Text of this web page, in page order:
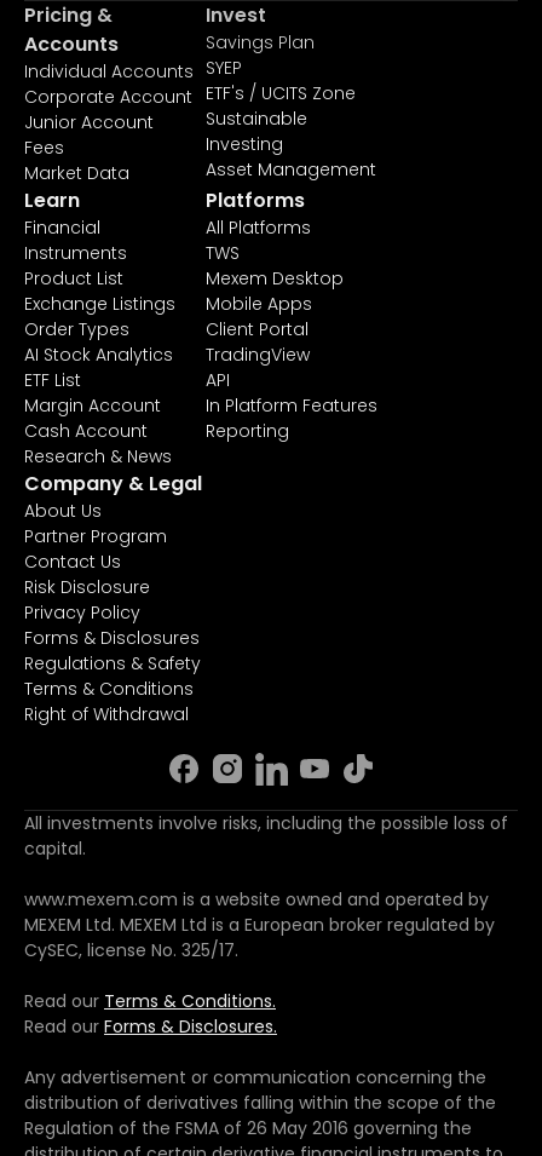
Pricing &
Accounts
Individual Accounts
Corporate Account
Junior Account
Fees
Market Data
Invest
Savings Plan
SYEP
ETF's / UCITS Zone
Sustainable
Investing
Asset Management
Learn
Financial
Instruments
Product List
Exchange Listings
Order Types
AI Stock Analytics
ETF List
Margin Account
Cash Account
Research & News
Platforms
All Platforms
TWS
Mexem Desktop
Mobile Apps
Client Portal
TradingView
API
In Platform Features
Reporting
Company & Legal
About Us
Partner Program
Contact Us
Risk Disclosure
Privacy Policy
Forms & Disclosures
Regulations & Safety
Terms & Conditions
Right of Withdrawal
All investments involve risks, including the possible loss of
capital.
www.mexem.com is a website owned and operated by
MEXEM Ltd. MEXEM Ltd is a European broker regulated by
CySEC, license No. 325/17.
Read our Terms & Conditions.
Read our Forms & Disclosures.
Any advertisement or communication concerning the
distribution of derivatives falling within the scope of the
Regulation of the FSMA of 26 May 2016 governing the